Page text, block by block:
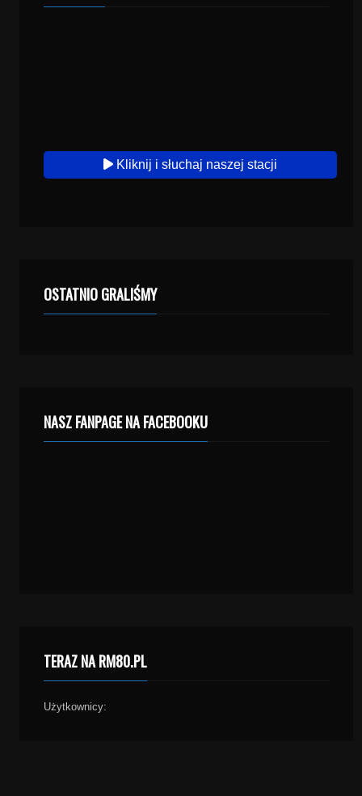
Kliknij i słuchaj naszej stacji
OSTATNIO GRALIŚMY
NASZ FANPAGE NA FACEBOOKU
TERAZ NA RM80.PL
Użytkownicy: